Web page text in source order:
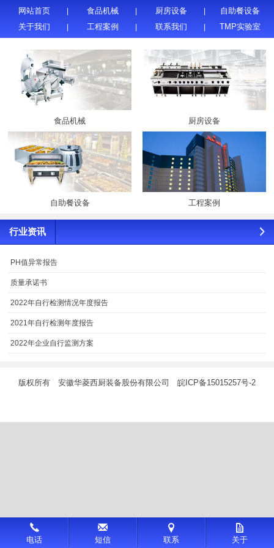
网站首页 食品机械 厨房设备
自助餐设备
关于我们
工程案例 联系我们 TMP实验室
食品机械 厨房设备
自助餐设备 工程案例
行业资讯
PH值异常报告
质量承诺书
2022年自行检测情况年度报告
2021年自行检测年度报告
2022年企业自行监测方案
版权所有 安徽华菱西厨装备股份有限公司 皖ICP备15015257号-2
电话 短信 联系 关于